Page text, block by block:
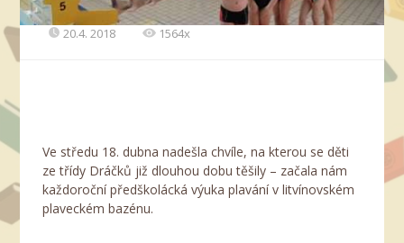
20.4. 2018 1564x
Ve středu 18. dubna nadešla chvíle, na kterou se děti
ze třídy Dráčků již dlouhou dobu těšily – začala nám
každoroční předškolácká výuka plavání v litvínovském
plaveckém bazénu.